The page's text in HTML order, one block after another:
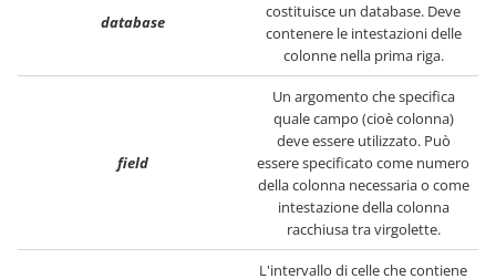
database
costituisce un database. Deve
contenere le intestazioni delle
colonne nella prima riga.
field
Un argomento che specifica
quale campo (cioè colonna)
deve essere utilizzato. Può
essere specificato come numero
della colonna necessaria o come
intestazione della colonna
racchiusa tra virgolette.
L'intervallo di celle che contiene